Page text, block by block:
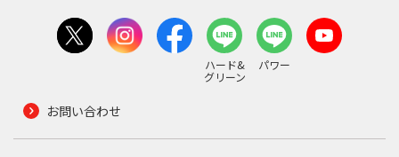
ハード&
グリーン
パワー
お問い合わせ